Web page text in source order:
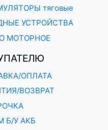
тяговые
УСТРОЙСТВА
МОТОРНОЕ
ОПЛАТА
ВОЗВРАТ
Б/У АКБ